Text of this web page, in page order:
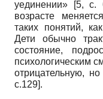
уединении» [5,
возрасте
таких понятий,
Дети обычно
состояние,
психологическим
отрицательную,
с.129].